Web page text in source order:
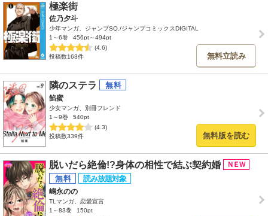
極楽街
佐乃夕斗
少年マンガ、ジャンプSQ./ジャンプコミックスDIGITAL
1～6巻
456pt～494pt
(4.6)
投稿数163件
無料立読み
隣のステラ
餡蜜
少女マンガ、別冊フレンド
1～9巻
540pt
(4.3)
投稿数339件
無料版を読む
脱いだら絶倫!?身体の相性で結ぶ契約婚
嶋永のの
TLマンガ、恋愛宣言
1～83巻
150pt